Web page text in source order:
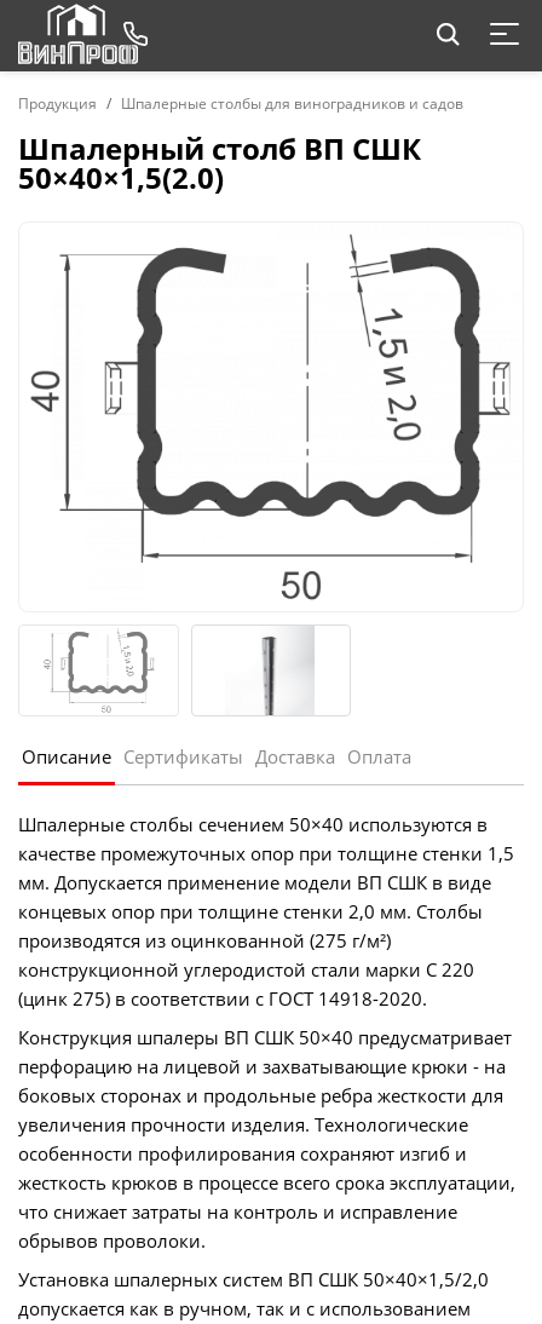
Продукция Шпалерные столбы для виноградников и садов
Шпалерный столб ВП СШК
50×40×1,5(2.0)
Описание Сертификаты Доставка Оплата
Шпалерные столбы сечением 50×40 используются в
качестве промежуточных опор при толщине стенки 1,5
мм. Допускается применение модели ВП СШК в виде
концевых опор при толщине стенки 2,0 мм. Столбы
производятся из оцинкованной (275 г/м²)
конструкционной углеродистой стали марки С 220
(цинк 275) в соответствии с ГОСТ 14918-2020.
Конструкция шпалеры ВП СШК 50×40 предусматривает
перфорацию на лицевой и захватывающие крюки - на
боковых сторонах и продольные ребра жесткости для
увеличения прочности изделия. Технологические
особенности профилирования сохраняют изгиб и
жесткость крюков в процессе всего срока эксплуатации,
что снижает затраты на контроль и исправление
обрывов проволоки.
Установка шпалерных систем ВП СШК 50×40×1,5/2,0
допускается как в ручном, так и с использованием